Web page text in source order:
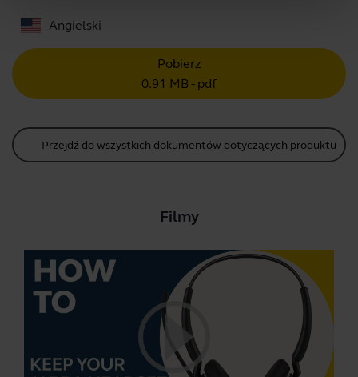
Angielski
Pobierz
0.91 MB - pdf
Przejdź do wszystkich dokumentów dotyczących produktu
Filmy